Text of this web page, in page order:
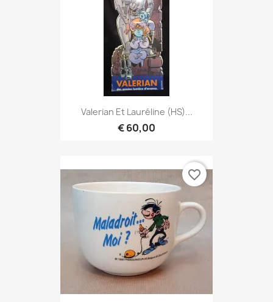
Valerian Et Lauréline (HS)...
€ 60,00
favorite_border